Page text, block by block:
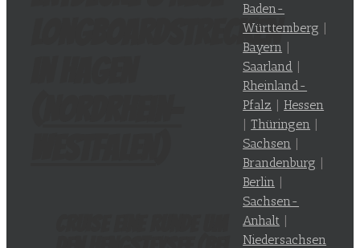
Longboardstrecken
Baden-
Württemberg |
Bayern |
Saarland |
Rheinland-
Pfalz | Hessen
|Thüringen |
Sachsen |
Brandenburg |
Berlin |
Sachsen-
Anhalt |
Niedersachsen